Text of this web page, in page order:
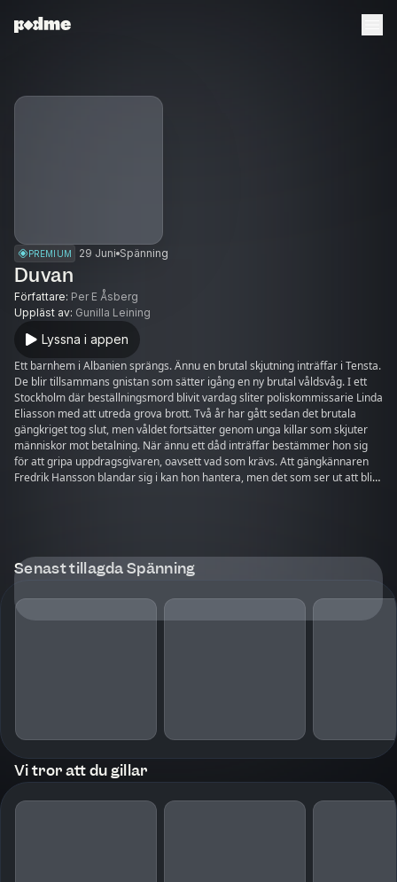
PREMIUM 29 Juni Spänning
Duvan
Författare: Per E Åsberg
Uppläst av: Gunilla Leining
Lyssna i appen
Ett barnhem i Albanien sprängs. Ännu en brutal skjutning inträffar i Tensta.
De blir tillsammans gnistan som sätter igång en ny brutal våldsvåg. I ett
Stockholm där beställningsmord blivit vardag sliter poliskommissarie Linda
Eliasson med att utreda grova brott. Två år har gått sedan det brutala
gängkriget tog slut, men våldet fortsätter genom unga killar som skjuter
människor mot betalning. När ännu ett dåd inträffar bestämmer hon sig
för att gripa uppdragsgivaren, oavsett vad som krävs. Att gängkännaren
Fredrik Hansson blandar sig i kan hon hantera, men det som ser ut att bli
världens största brottssyndikat, men dras åter in i hetluften när stadens
barnhem sprängs i luften. Paloma ser gärningsmannen lämna platsen, och
Sverige för att spåra upp honom och utkräva hämnd – utan att förstå att
döden redan flämtar henne i nacken. Duvan är första boken i serien
Senast tillagda Spänning
Vi tror att du gillar